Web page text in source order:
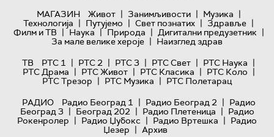
МАГАЗИН
Живот | Занимљивости | Музика |
Технологијa | Путујемо | Свет познатих | Здравље |
Филм и ТВ | Наука | Природа | Дигитални предузетник |
За мале велике хероје | Наизглед здрав
ТВ
РТС 1 | РТС 2 | РТС 3 | РТС Свет | РТС Наука |
РТС Драма | РТС Живот | РТС Класика | РТС Коло |
РТС Трезор | РТС Музика | РТС Полетарац
РАДИО
Радио Београд 1 | Радио Београд 2 | Радио
Београд 3 | Београд 202 | Радио Плетеница | Радио
Рокенролер | Радио Џубокс | Радио Вртешка | Радио
Џезер | Архив